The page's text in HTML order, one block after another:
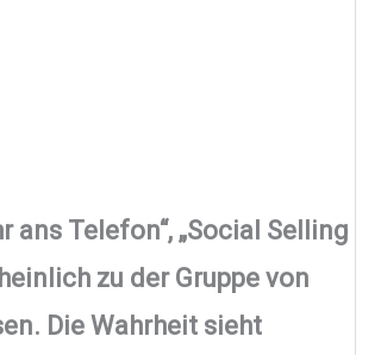
ans Telefon“, „Social Selling
zu der Gruppe von
Die Wahrheit sieht